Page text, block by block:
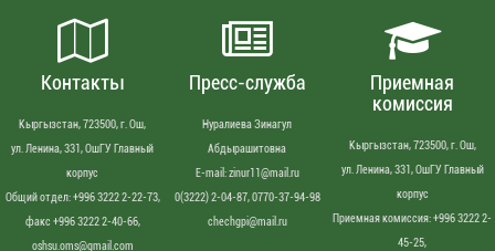
Контакты
Кыргызстан, 723500, г. Ош,
ул. Ленина, 331, ОшГУ Главный
корпус
Общий отдел: +996 3222 2-22-73,
факс +996 3222 2-40-66,
oshsu.oms@gmail.com
Пресс-служба
Нуралиева Зинагул
Абдырашитовна
Е-mail: zinur11@mail.ru
0(3222) 2-04-87, 0770-37-94-98
chechgpi@mail.ru
Приемная
комиссия
Кыргызстан, 723500, г. Ош,
ул. Ленина, 331, ОшГУ Главный
корпус
Приемная комиссия: +996 3222 2-
45-25,